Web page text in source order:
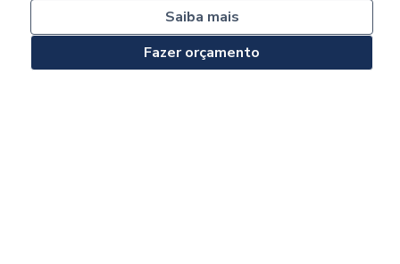
Saiba mais
Fazer orçamento